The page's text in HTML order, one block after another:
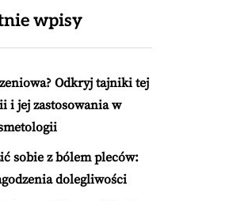
wpisy
Odkryj tajniki tej
i jej zastosowania w
sobie z bólem pleców:
dolegliwości